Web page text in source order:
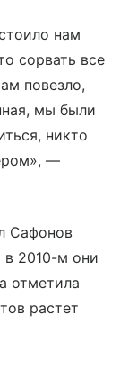
нам
сорвать все
повезло,
мы были
никто
—
Сафонов
в 2010-м они
отметила
растет